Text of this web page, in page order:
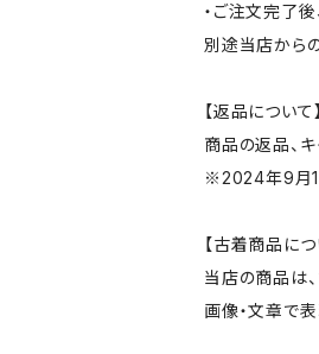
・ご注文完了
別途当店から
【返品について】
商品の返品、
※2024年9月10
【古着商品につ
当店の商品は
画像・文章で